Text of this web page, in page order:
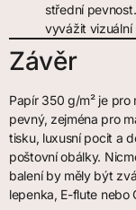
střední
vyvážit vizuální
Závěr
Papír 350 g/m² je
pevný, zejména pro
tisku, luxusní pocit a
poštovní obálky.
balení by měly být
lepenka, E-flute nebo